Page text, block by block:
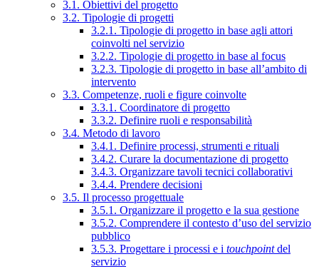
3.1. Obiettivi del progetto
3.2. Tipologie di progetti
3.2.1. Tipologie di progetto in base agli attori
coinvolti nel servizio
3.2.2. Tipologie di progetto in base al focus
3.2.3. Tipologie di progetto in base all’ambito di
intervento
3.3. Competenze, ruoli e figure coinvolte
3.3.1. Coordinatore di progetto
3.3.2. Definire ruoli e responsabilità
3.4. Metodo di lavoro
3.4.1. Definire processi, strumenti e rituali
3.4.2. Curare la documentazione di progetto
3.4.3. Organizzare tavoli tecnici collaborativi
3.4.4. Prendere decisioni
3.5. Il processo progettuale
3.5.1. Organizzare il progetto e la sua gestione
3.5.2. Comprendere il contesto d’uso del servizio
pubblico
3.5.3. Progettare i processi e i touchpointdel
servizio